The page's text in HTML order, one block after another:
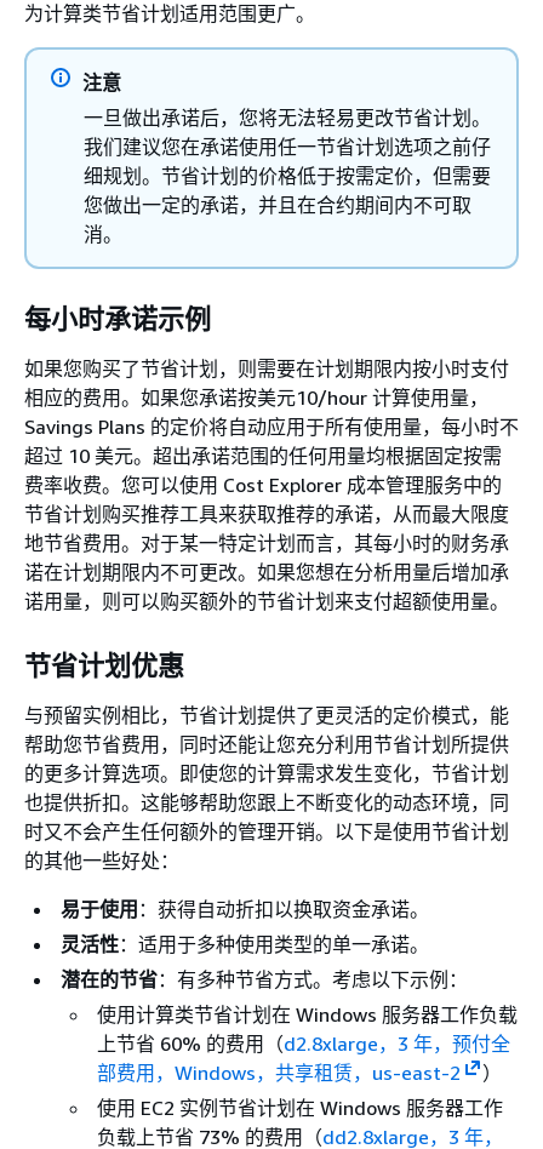
为计算类节省计划适用范围更广。
注意
一旦做出承诺后，您将无法轻易更改节省计划。
我们建议您在承诺使用任一节省计划选项之前仔
细规划。节省计划的价格低于按需定价，但需要
您做出一定的承诺，并且在合约期间内不可取
消。
每小时承诺示例
如果您购买了节省计划，则需要在计划期限内按小时支付
相应的费用。如果您承诺按美元10/hour 计算使用量，
Savings Plans 的定价将自动应用于所有使用量，每小时不
超过 10 美元。超出承诺范围的任何用量均根据固定按需
费率收费。您可以使用 Cost Explorer 成本管理服务中的
节省计划购买推荐工具来获取推荐的承诺，从而最大限度
地节省费用。对于某一特定计划而言，其每小时的财务承
诺在计划期限内不可更改。如果您想在分析用量后增加承
诺用量，则可以购买额外的节省计划来支付超额使用量。
节省计划优惠
与预留实例相比，节省计划提供了更灵活的定价模式，能
帮助您节省费用，同时还能让您充分利用节省计划所提供
的更多计算选项。即使您的计算需求发生变化，节省计划
也提供折扣。这能够帮助您跟上不断变化的动态环境，同
时又不会产生任何额外的管理开销。以下是使用节省计划
的其他一些好处：
易于使用 ：获得自动折扣以换取资金承诺。
灵活性：适用于多种使用类型的单一承诺。
潜在的节省：有多种节省方式。考虑以下示例：
使用计算类节省计划在 Windows 服务器工作负载
上节省 60% 的费用（d2.8xlarge，3 年，预付全
部费用，Windows，共享租赁，us-east-2
）
使用 EC2 实例节省计划在 Windows 服务器工作
负载上节省 73% 的费用（dd2.8xlarge，3 年，